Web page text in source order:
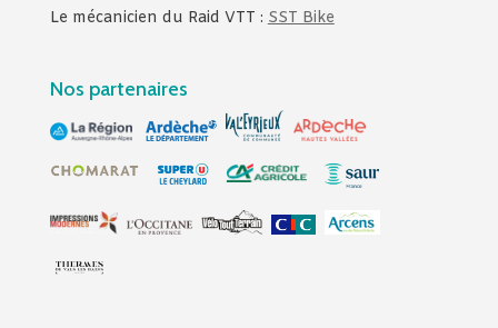
Le mécanicien du Raid VTT :SST Bike
Nos partenaires